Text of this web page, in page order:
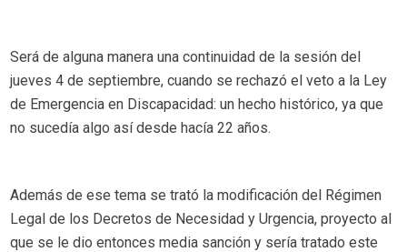
Será de alguna manera una continuidad de la sesión del
jueves 4 de septiembre, cuando se rechazó el veto a la Ley
de Emergencia en Discapacidad: un hecho histórico, ya que
no sucedía algo así desde hacía 22 años.
Además de ese tema se trató la modificación del Régimen
Legal de los Decretos de Necesidad y Urgencia, proyecto al
que se le dio entonces media sanción y sería tratado este